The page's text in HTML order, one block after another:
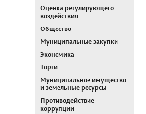
Оценка регулирующего
воздействия
Общество
Муниципальные закупки
Экономика
Торги
Муниципальное имущество
и земельные ресурсы
Противодействие
коррупции